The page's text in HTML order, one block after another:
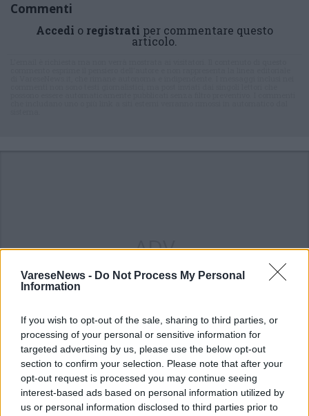
VareseNews - Do Not Process My Personal
Information
If you wish to opt-out of the sale, sharing to third parties, or
processing of your personal or sensitive information for
targeted advertising by us, please use the below opt-out
section to confirm your selection. Please note that after your
opt-out request is processed you may continue seeing
interest-based ads based on personal information utilized by
us or personal information disclosed to third parties prior to
Commenti
Accedi o registrati per commentare questo
articolo.
ADV
ALTRE NOTIZIE DI BUSTO ARSIZIO